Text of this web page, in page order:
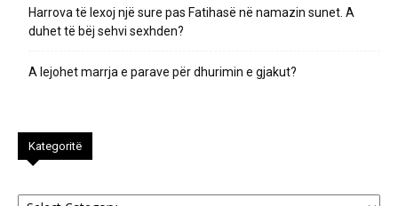
Harrova të lexoj një sure pas Fatihasë në namazin sunet. A
duhet të bëj sehvi sexhden?
A lejohet marrja e parave për dhurimin e gjakut?
Kategoritë
Kategoritë